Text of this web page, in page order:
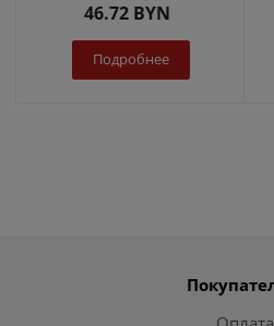
46.72BYN
Подробнее